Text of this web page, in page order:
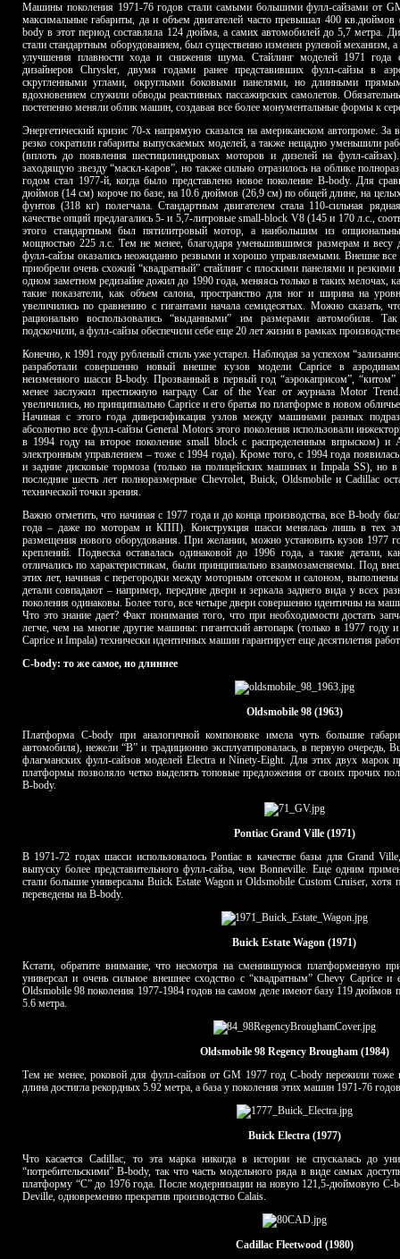
Машины поколения 1971-76 годов стали самыми большими фулл-сайзами от
максимальные габариты, да и объем двигателей часто превышал 400
body в этот период составляла 124 дюйма, а самих автомобилей до 5,7 метра.
стали стандартным оборудованием, был существенно изменен рулевой механизм,
улучшения плавности хода и снижения шума. Стайлинг моделей 1971 года
дизайнеров Chrysler, двумя годами ранее представивших фулл-сайзы в
скругленными углами, округлыми боковыми панелями, но длинными
вдохновением служили обводы реактивных пассажирских самолетов.
постепенно меняли облик машин, создавая все более монументальные формы к
Энергетический кризис 70-х напрямую сказался на американском автопроме. За
резко сократили габариты выпускаемых моделей, а также нещадно уменьшили
(вплоть до появления шестицилиндровых моторов и дизелей на фулл-
заходящую звезду “маскл-каров”, но также сильно отразилось на облике
годом стал 1977-й, когда было представлено новое поколение B-body. Для
дюймов (14 см) короче по базе, на 10.6 дюймов (26,9 см) по общей длине, на
фунтов (318 кг) полегчала. Стандартным двигателем стала 110-сильная
качестве опций предлагались 5- и 5,7-литровые small-block V8 (145 и 170 л.с.,
этого стандартным был пятилитровый мотор, а наибольшим из
мощностью 225 л.с. Тем не менее, благодаря уменьшившимся размерам и весу
фулл-сайзы оказались неожиданно резвыми и хорошо управляемыми. Внешне
приобрели очень схожий “квадратный” стайлинг с плоскими панелями и
одном заметном редизайне дожил до 1990 года, меняясь только в таких мелочах,
такие показатели, как объем салона, пространство для ног и ширина на
увеличились по сравнению с гигантами начала семидесятых. Можно сказать,
рационально воспользовались “выданными” им размерами автомобиля.
подскочили, а фулл-сайзы обеспечили себе еще 20 лет жизни в рамках
Конечно, к 1991 году рубленый стиль уже устарел. Наблюдая за успехом
разработали совершенно новый внешне кузов модели Caprice в
неизменного шасси B-body. Прозванный в первый год “аэрокаприсом”, “китом”
менее заслужил престижную награду Car of the Year от журнала Motor
увеличились, но принципиально Caprice и его братья по платформе в новом
Начиная с этого года диверсификация узлов между машинами разных
абсолютно все фулл-сайзы General Motors этого поколения использовали
в 1994 году на второе поколение small block с распределенным впрыском)
электронным управлением – тоже с 1994 года). Кроме того, с 1994 года
и задние дисковые тормоза (только на полицейских машинах и Impala SS), но
последние шесть лет полноразмерные Chevrolet, Buick, Oldsmobile и Cadillac
технической точки зрения.
Важно отметить, что начиная с 1977 года и до конца производства, все B-body
года – даже по моторам и КПП). Конструкция шасси менялась лишь в тех
размещения нового оборудования. При желании, можно установить кузов 1977
креплений. Подвеска оставалась одинаковой до 1996 года, а такие детали,
отличались по характеристикам, были принципиально взаимозаменяемы. Под
этих лет, начиная с перегородки между моторным отсеком и салоном,
детали совпадают – например, передние двери и зеркала заднего вида у всех
поколения одинаковы. Более того, все четыре двери совершенно идентичны на
Что это знание дает? Факт понимания того, что при необходимости достать
легче, чем на многие другие машины: гигантский автопарк (только в 1977 году
Caprice и Impala) технически идентичных машин гарантирует еще десятилетия
C-body: то же самое, но длиннее
Oldsmobile 98 (1963)
Платформа C-body при аналогичной компоновке имела чуть большие
автомобиля), нежели “B” и традиционно эксплуатировалась, в первую очередь,
флагманских фулл-сайзов моделей Electra и Ninety-Eight. Для этих двух марок
платформы позволяло четко выделять топовые предложения от своих прочих
B-body.
Pontiac Grand Ville (1971)
В 1971-72 годах шасси использовалось Pontiac в качестве базы для Grand
выпуску более представительного фулл-сайза, чем Bonneville. Еще одним
стали большие универсалы Buick Estate Wagon и Oldsmobile Custom Cruiser, хотя
переведены на B-body.
Buick Estate Wagon (1971)
Кстати, обратите внимание, что несмотря на сменившуюся платформенную
универсал и очень сильное внешнее сходство с “квадратным” Chevy Caprice
Oldsmobile 98 поколения 1977-1984 годов на самом деле имеют базу 119 дюймов
5.6 метра.
Oldsmobile 98 Regency Brougham (1984)
Тем не менее, роковой для фулл-сайзов от GM 1977 год C-body пережили тоже
длина достигла рекордных 5.92 метра, а база у поколения этих машин 1971-76
Buick Electra (1977)
Что касается Cadillac, то эта марка никогда в истории не спускалась до
“потребительскими” B-body, так что часть модельного ряда в виде самых
платформу “C” до 1976 года. После модернизации на новую 121,5-дюймовую C-
Deville, одновременно прекратив производство Calais.
Cadillac Fleetwood (1980)